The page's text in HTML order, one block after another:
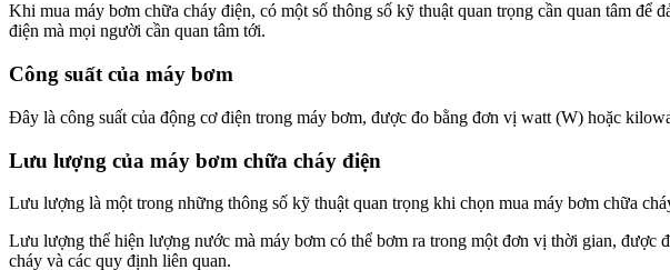
Khi mua máy bơm chữa cháy điện, có một số thông số kỹ thuật quan trọng cần quan tâm
điện mà mọi người cần quan tâm tới.
Công suất của máy bơm
Đây là công suất của động cơ điện trong máy bơm, được đo bằng đơn vị watt (W) hoặc
Lưu lượng của máy bơm chữa cháy điện
Lưu lượng là một trong những thông số kỹ thuật quan trọng khi chọn mua máy bơm chữa
Lưu lượng thể hiện lượng nước mà máy bơm có thể bơm ra trong một đơn vị thời gian,
cháy và các quy định liên quan.